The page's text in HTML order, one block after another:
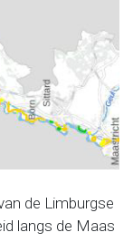
de Limburgse
langs de Maas